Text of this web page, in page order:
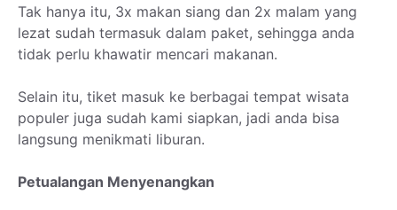
Tak hanya itu, 3x makan siang dan 2x malam yang
lezat sudah termasuk dalam paket, sehingga anda
tidak perlu khawatir mencari makanan.
Selain itu, tiket masuk ke berbagai tempat wisata
populer juga sudah kami siapkan, jadi anda bisa
langsung menikmati liburan.
Petualangan Menyenangkan